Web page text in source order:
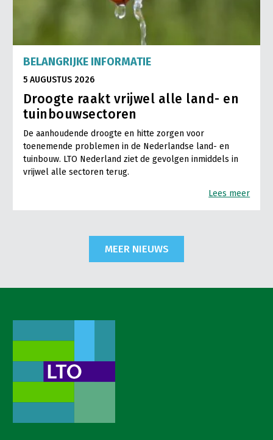
BELANGRIJKE INFORMATIE
5 AUGUSTUS 2026
Droogte raakt vrijwel alle land- en
tuinbouwsectoren
De aanhoudende droogte en hitte zorgen voor
toenemende problemen in de Nederlandse land- en
tuinbouw. LTO Nederland ziet de gevolgen inmiddels in
vrijwel alle sectoren terug.
Lees meer
MEER NIEUWS